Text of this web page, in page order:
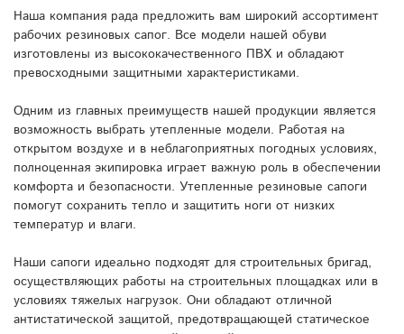
Наша компания рада предложить вам широкий ассортимент
рабочих резиновых сапог. Все модели нашей обуви
изготовлены из высококачественного ПВХ и обладают
превосходными защитными характеристиками.
Одним из главных преимуществ нашей продукции является
возможность выбрать утепленные модели. Работая на
открытом воздухе и в неблагоприятных погодных условиях,
полноценная экипировка играет важную роль в обеспечении
комфорта и безопасности. Утепленные резиновые сапоги
помогут сохранить тепло и защитить ноги от низких
температур и влаги.
Наши сапоги идеально подходят для строительных бригад,
осуществляющих работы на строительных площадках или в
условиях тяжелых нагрузок. Они обладают отличной
антистатической защитой, предотвращающей статическое